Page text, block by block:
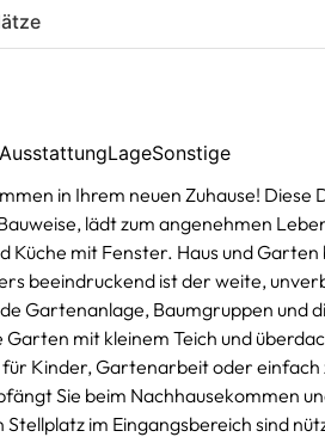
AusstattungLageSonstige
in Ihrem neuen Zuhause! Diese
lädt zum angenehmen
Küche mit Fenster. Haus und
beeindruckend ist der weite,
Gartenanlage, Baumgruppen und
mit kleinem Teich und
für Kinder, Gartenarbeit oder
Sie beim Nachhausekommen
Stellplatz im Eingangsbereich sind